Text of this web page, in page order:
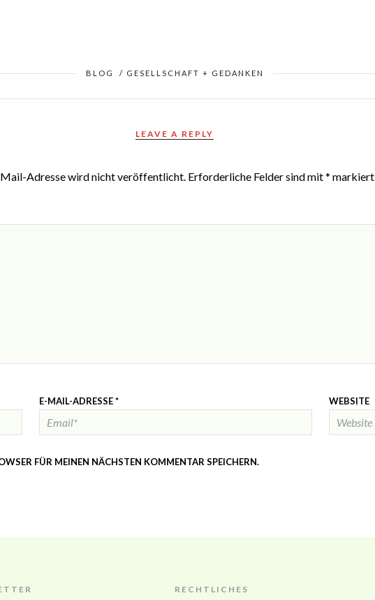
BLOG / GESELLSCHAFT + GEDANKEN
LEAVE A REPLY
Mail-Adresse wird nicht veröffentlicht. Erforderliche Felder sind mit* markiert
E-MAIL-ADRESSE* WEBSITE
FÜR MEINEN NÄCHSTEN KOMMENTAR SPEICHERN.
RECHTLICHES